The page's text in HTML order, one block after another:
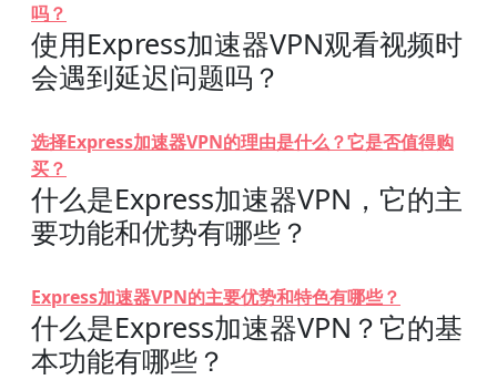
吗？
使用Express加速器VPN观看视频时
会遇到延迟问题吗？
选择Express加速器VPN的理由是什么？它是否值得购
买？
什么是Express加速器VPN，它的主
要功能和优势有哪些？
Express加速器VPN的主要优势和特色有哪些？
什么是Express加速器VPN？它的基
本功能有哪些？